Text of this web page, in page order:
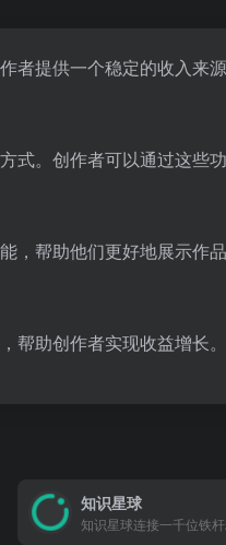
提供一个稳定的收入来
。创作者可以通过这些
帮助他们更好地展示作
助创作者实现收益增长。
知识星球
知识星球连接一千位铁